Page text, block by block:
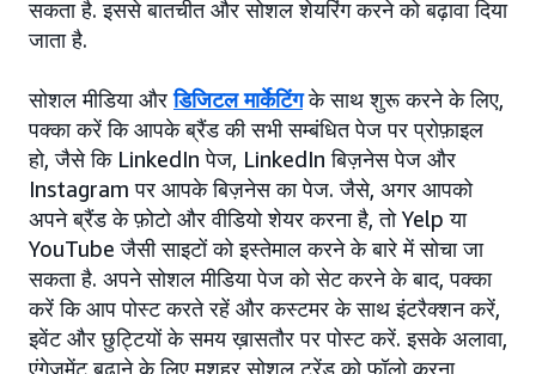
सकता है. इससे बातचीत और सोशल शेयरिंग करने को बढ़ावा दिया
जाता है.
सोशल मीडिया औरडिजिटल मार्केटिंगके साथ शुरू करने के लिए,
पक्का करें कि आपके ब्रैंड की सभी सम्बंधित पेज पर प्रोफ़ाइल
हो, जैसे कि LinkedIn पेज, LinkedIn बिज़नेस पेज और
Instagram पर आपके बिज़नेस का पेज. जैसे, अगर आपको
अपने ब्रैंड के फ़ोटो और वीडियो शेयर करना है, तो Yelp या
YouTube जैसी साइटों को इस्तेमाल करने के बारे में सोचा जा
सकता है. अपने सोशल मीडिया पेज को सेट करने के बाद, पक्का
करें कि आप पोस्ट करते रहें और कस्टमर के साथ इंटरैक्शन करें,
इवेंट और छुट्टियों के समय ख़ासतौर पर पोस्ट करें. इसके अलावा,
एंगेजमेंट बढ़ाने के लिए मशहूर सोशल ट्रेंड को फ़ॉलो करना